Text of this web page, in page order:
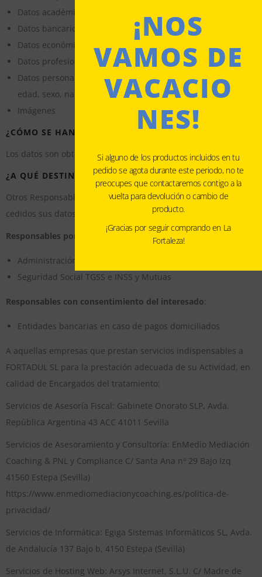
Datos académicos (Empleados)
Datos bancarios (Domiciliaciones)
Datos económicos (Nómina, facturas)
Datos profesionales
Datos personales ((Estado civil, fecha y lugar de nacimiento,
edad, sexo, nacionalidad)
Imágenes
¿CÓMO SE HAN OBTENIDO ESOS DATOS?
Los datos son obtenidos por los propios interesados.
¿A QUÉ DESTINATARIOS DE CEDERÁN SUS DATOS?
Otros Responsable del tratamiento, a los que pueden ser
cedidos sus datos:
Responsables por obligación lega
Administración Tributaria AEAT
Seguridad Social TGSS e INSS y Mutuas
Responsables con consentimiento del interesado:
Entidades bancarias en caso de pagos domiciliados
A aquellas empresas que prestan servicios indispensables a
FORTADUL SL para la prestación adecuada de su Actividad, en
calidad de Encargados del tratamiento:
Servicios de Asesoría Fiscal: Gabinete Onorato SLP, Avda.
República Argentina 43 ACC 41011 Sevilla
Servicios de Asesoramiento y Consultoría: EnMedio Mediación
Coaching & PNL y Compliance C/ Santa Ana nº 29 Bajo Izq
41560 Estepa (Sevilla)
https://www.enmediomediacionycoaching.es/politica-de-
privacidad/
Servicios de Informática: Egiga Sistemas Informáticos SL, Avda.
de Andalucía 137 Bajo b, 4150 Estepa (Sevilla)
Servicios de Hosting Web: Arsys Internet, S.L.U. C/ Madre de
¡NOS
VAMOS DE
VACACIO
NES!
Si alguno de los productos incluidos en tu
pedido se agota durante este periodo, no te
preocupes que contactaremos contigo a la
vuelta para devolución o cambio de
producto.
¡Gracias por seguir comprando en La
Fortaleza!